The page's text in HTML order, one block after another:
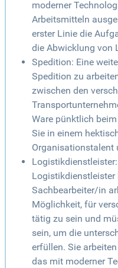
moderner
Arbeitsmitteln
erster Linie die
die Abwicklung von
Spedition: Eine
Spedition zu
zwischen den
Ware pünktlich
Sie in einem
Organisationstalent
Logistikdienstleister
Sachbearbeiter/in
Möglichkeit, für
tätig zu sein und
sein, um die
erfüllen. Sie
das mit moderner